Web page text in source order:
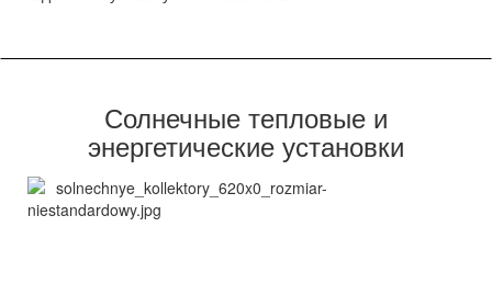
Солнечные тепловые и
энергетические установки